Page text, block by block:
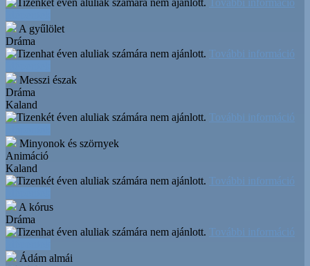
További információ
A gyűlölet
Dráma
További információ
Messzi észak
Dráma
Kaland
További információ
Minyonok és szörnyek
Animáció
Kaland
További információ
A kórus
Dráma
További információ
Ádám almái